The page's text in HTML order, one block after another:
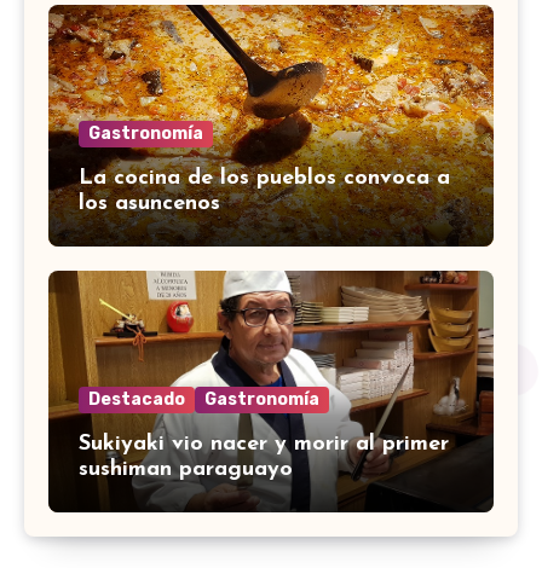
Gastronomía
La cocina de los pueblos convoca a
los asuncenos
Destacado Gastronomía
Sukiyaki vio nacer y morir al primer
sushiman paraguayo